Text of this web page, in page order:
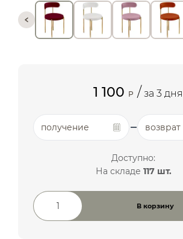
1 100 P / за 3 дня
получение возврат
Доступно:
На складе 117 шт.
Количество товара
В корзину